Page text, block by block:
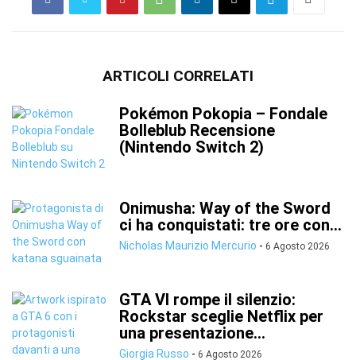
ARTICOLI CORRELATI
Pokémon Pokopia – Fondale
Bolleblub Recensione
(Nintendo Switch 2)
Onimusha: Way of the Sword
ci ha conquistati: tre ore con...
Nicholas Maurizio Mercurio - 6 Agosto 2026
GTA VI rompe il silenzio:
Rockstar sceglie Netflix per
una presentazione...
Giorgia Russo - 6 Agosto 2026